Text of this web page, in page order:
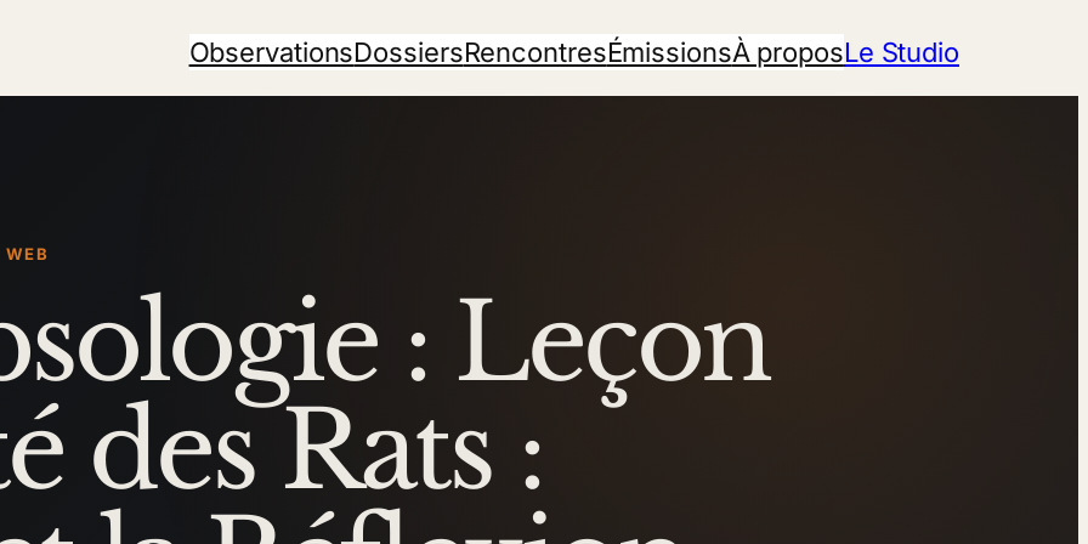
ObservationsDossiersRencontresÉmissionsÀ proposLe Studio
WEB
: Leçon
des Rats :